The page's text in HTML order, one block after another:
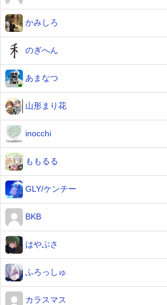
かみしろ
のぎへん
あまなつ
山形まり花
inocchi
ももるる
GLY/ケンチー
BKB
はやぶさ
ふろっしゅ
カラスマス